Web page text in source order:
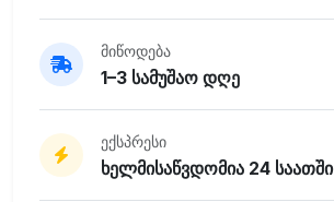
მიწოდება
1–3 სამუშაო დღე
ექსპრესი
ხელმისაწვდომია 24 საათში